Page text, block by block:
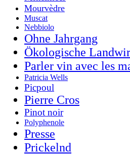
Mourvèdre
Muscat
Nebbiolo
Ohne Jahrgang
Ökologische
Parler vin avec les
Patricia Wells
Picpoul
Pierre Cros
Pinot noir
Polyphenole
Presse
Prickelnd